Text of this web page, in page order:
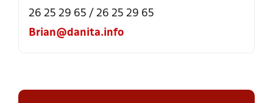
26 25 29 65 / 26 25 29 65
Brian@danita.info